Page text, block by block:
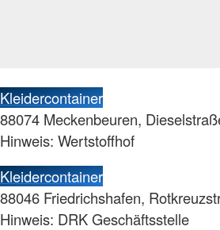
Kleidercontainer
88074 Meckenbeuren,
Hinweis: Wertstoffhof
Kleidercontainer
88046 Friedrichshafen,
Hinweis: DRK Geschäftsstelle